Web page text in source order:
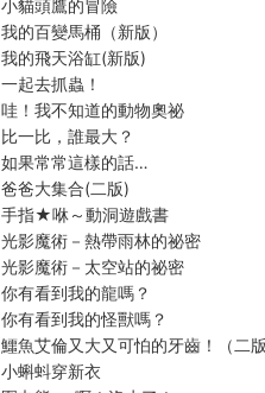
小貓頭鷹的冒險
我的百變馬桶（新版）
我的飛天浴缸(新版)
一起去抓蟲！
哇！我不知道的動物奧祕
比一比，誰最大？
如果常常這樣的話…
爸爸大集合(二版)
手指★咻～動洞遊戲書
光影魔術－熱帶雨林的祕密
光影魔術－太空站的祕密
你有看到我的龍嗎？
你有看到我的怪獸嗎？
鱷魚艾倫又大又可怕的牙齒！（二
小蝌蚪穿新衣